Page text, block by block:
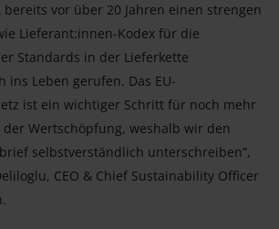
bereits vor über 20 Jahren einen strengen
Lieferant:innen-Kodex für die
Standards in der Lieferkette
ins Leben gerufen. Das EU-
ist ein wichtiger Schritt für noch mehr
Wertschöpfung, weshalb wir den
selbstverständlich unterschreiben”,
CEO & Chief Sustainability Officer